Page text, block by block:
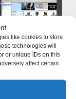
like cookies to store
technologies will
or unique IDs on this
affect certain